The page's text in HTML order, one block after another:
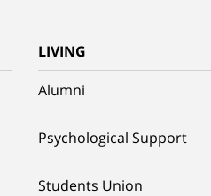
LIVING
Alumni
Psychological Support
Students Union